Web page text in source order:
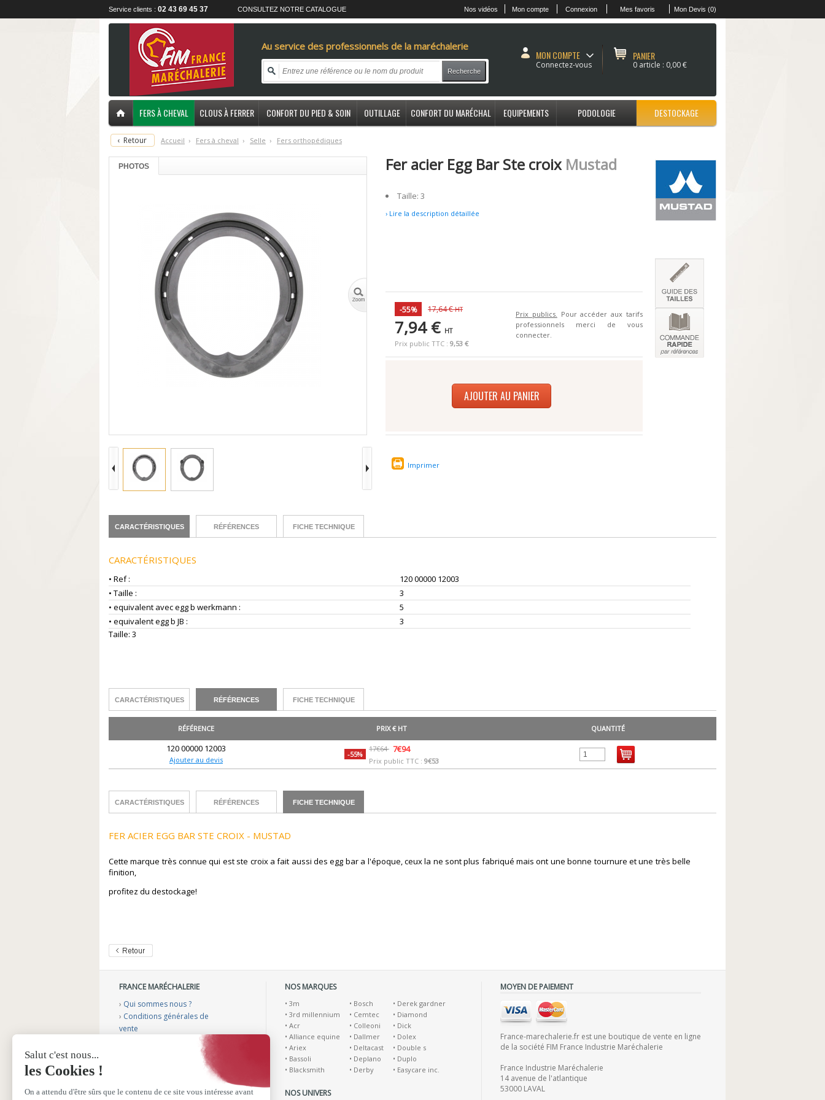
Service clients : 02 43 69 45 37 CONSULTEZ NOTRE CATALOGUE Nos vidéos Mon compte Connexion Mes favoris Mon Devis (0)
Au service des professionnels de la maréchalerie
Recherche
MON COMPTE
Connectez-vous
PANIER
0 article : 0,00 €
FERS À CHEVAL CLOUS À FERRER CONFORT DU PIED & SOIN OUTILLAGE CONFORT DU MARÉCHAL EQUIPEMENTS PODOLOGIE DESTOCKAGE
‹ Retour Accueil › Fers à cheval › Selle › Fers orthopédiques
PHOTOS Fer acier Egg Bar Ste croix Mustad
Taille: 3
› Lire la description détaillée
-55% 17,64 €HT
7,94 € HT
Prix public TTC : 9,53 €
Prix publics. Pour accéder aux tarifs
professionnels merci de vous
connecter.
AJOUTER AU PANIER
Imprimer
CARACTÉRISTIQUES RÉFÉRENCES FICHE TECHNIQUE
CARACTÉRISTIQUES
• Ref :
120 00000 12003
• Taille :
3
• equivalent avec egg b werkmann :
5
• equivalent egg b JB :
3
Taille: 3
CARACTÉRISTIQUES RÉFÉRENCES FICHE TECHNIQUE
RÉFÉRENCE PRIX € HT QUANTITÉ
120 00000 12003
Ajouter au devis
-55%
17€64 7€94
Prix public TTC : 9€53
CARACTÉRISTIQUES RÉFÉRENCES FICHE TECHNIQUE
FER ACIER EGG BAR STE CROIX - MUSTAD
Cette marque très connue qui est ste croix a fait aussi des egg bar a l'époque, ceux la ne sont plus fabriqué mais ont une bonne tournure et une très belle
finition,
profitez du destockage!
FRANCE MARÉCHALERIE
› Qui sommes nous ?
› Conditions générales de
vente
›Sélection aménagement
NOS MARQUES
• 3m
• 3rd millennium
• Acr
• Alliance equine
• Ariex
• Bassoli
• Blacksmith
• Bosch
• Cemtec
• Colleoni
• Dallmer
• Deltacast
• Deplano
• Derby
• Derek gardner
• Diamond
• Dick
• Dolex
• Double s
• Duplo
• Easycare inc.
NOS UNIVERS
MOYEN DE PAIEMENT
France-marechalerie.fr est une boutique de vente en ligne
de la société FIM France Industrie Maréchalerie
France Industrie Maréchalerie
14 avenue de l'atlantique
53000 LAVAL